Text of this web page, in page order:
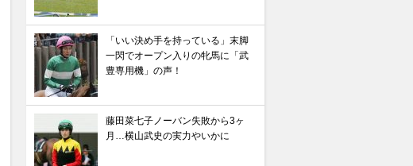
「いい決め手を持っている」末脚
一閃でオープン入りの牝馬に「武
豊専用機」の声！
藤田菜七子ノーバン失敗から3ヶ
月…横山武史の実力やいかに